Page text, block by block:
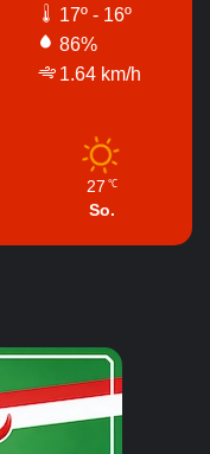
17º - 16º
86%
1.64 km/h
27 ℃
So.